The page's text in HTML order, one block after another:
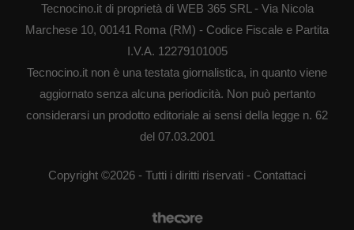
Tecnocino.it di proprietà di WEB 365 SRL - Via Nicola
Marchese 10, 00141 Roma (RM) - Codice Fiscale e Partita
I.V.A. 12279101005
Tecnocino.it non è una testata giornalistica, in quanto viene
aggiornato senza alcuna periodicità. Non può pertanto
considerarsi un prodotto editoriale ai sensi della legge n. 62
del 07.03.2001
Copyright ©2026 - Tutti i diritti riservati - Contattaci